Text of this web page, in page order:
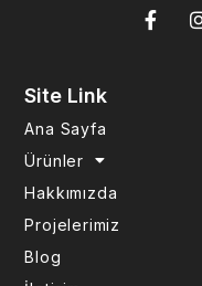
F
a
I
Site Link
Ana Sayfa
Ürünler
Hakkımızda
Projelerimiz
Blog